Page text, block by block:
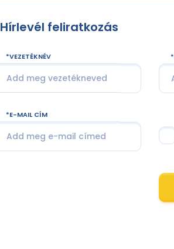
Hírlevél feliratkozás
VEZETÉKNÉV
E-MAIL CÍM